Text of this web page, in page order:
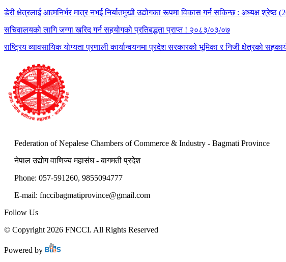
डेरी क्षेत्रलाई आत्मनिर्भर मात्र नभई निर्यातमुखी उद्योगका रूपमा विकास गर्न सकिन्छ : अध्यक्ष श्रेष्ठ
सचिवालयको लागि जग्गा खरिद गर्न सहयोगको प्रतिबद्धता प्राप्त ! २०८३/०३/०७
राष्ट्रिय व्यावसायिक योग्यता प्रणाली कार्यान्वयनमा प्रदेश सरकारको भूमिका र निजी
Federation of Nepalese Chambers of Commerce & Industry - Bagmati Province
नेपाल उद्योग वाणिज्य महासंघ - बागमती प्रदेश
Phone: 057-591260, 9855094777
E-mail: fnccibagmatiprovince@gmail.com
Follow Us
© Copyright 2026 FNCCI. All Rights Reserved
Powered by